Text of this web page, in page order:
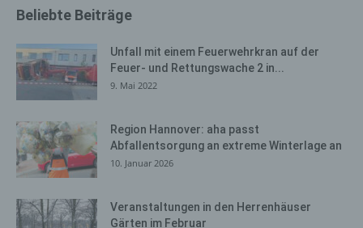
Beliebte Beiträge
Unfall mit einem Feuerwehrkran auf der
Feuer- und Rettungswache 2 in...
9. Mai 2022
Region Hannover: aha passt
Abfallentsorgung an extreme Winterlage an
10. Januar 2026
Veranstaltungen in den Herrenhäuser
Gärten im Februar
und Informationen
Die Internetseite erfasst mit jedem Aufruf der
Internetseite durch eine betroffene Person oder ein
automatisiertes System eine Reihe von allgemeinen
Daten und Informationen. Diese allgemeinen Daten und
Informationen werden in den Logfiles des Servers
gespeichert. Erfasst werden können die (1) verwendeten
System verwendete Betriebssystem, (3) die